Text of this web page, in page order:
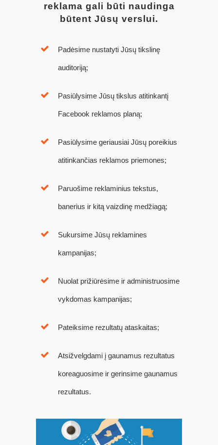
reklama gali būti naudinga
būtent Jūsų verslui.
Padėsime nustatyti Jūsų tikslinę
auditoriją;
Pasiūlysime Jūsų tikslus atitinkantį
Facebook reklamos planą;
Pasiūlysime geriausiai Jūsų poreikius
atitinkančias reklamos priemones;
Paruošime reklaminius tekstus,
banerius ir kitą vaizdinę medžiagą;
Sukursime Jūsų reklamines
kampanijas;
Nuolat prižiūrėsime ir administruosime
vykdomas kampanijas;
Pateiksime rezultatų ataskaitas;
Atsižvelgdami į gaunamus rezultatus
koreaguosime ir gerinsime gaunamus
rezultatus.